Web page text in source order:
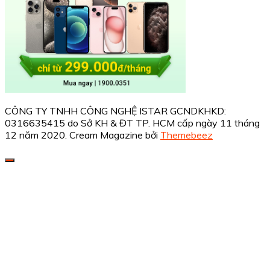
CÔNG TY TNHH CÔNG NGHỆ ISTAR GCNDKHKD:
0316635415 do Sở KH & ĐT TP. HCM cấp ngày 11 tháng
12 năm 2020. Cream Magazine bởi Themebeez